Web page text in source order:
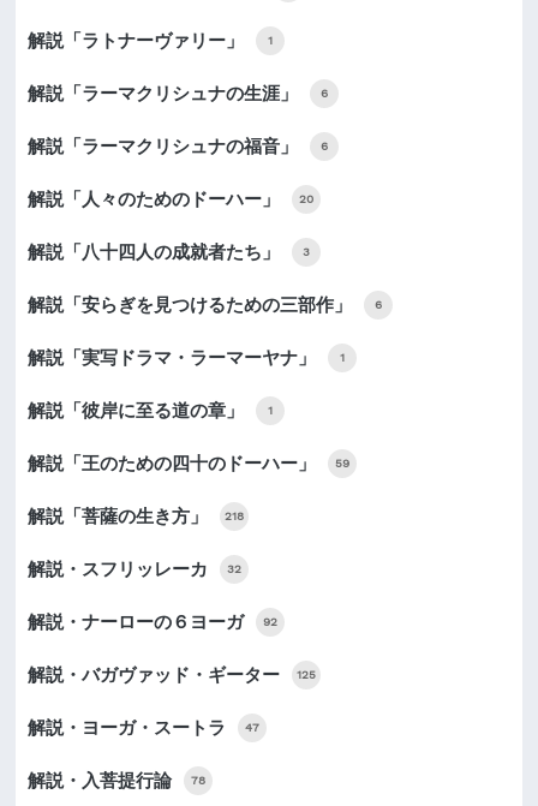
解説「ラトナーヴァリー」 1
解説「ラーマクリシュナの生涯」 6
解説「ラーマクリシュナの福音」 6
解説「人々のためのドーハー」 20
解説「八十四人の成就者たち」 3
解説「安らぎを見つけるための三部作」 6
解説「実写ドラマ・ラーマーヤナ」 1
解説「彼岸に至る道の章」 1
解説「王のための四十のドーハー」 59
解説「菩薩の生き方」 218
解説・スフリッレーカ 32
解説・ナーローの６ヨーガ 92
解説・バガヴァッド・ギーター 125
解説・ヨーガ・スートラ 47
解説・入菩提行論 78